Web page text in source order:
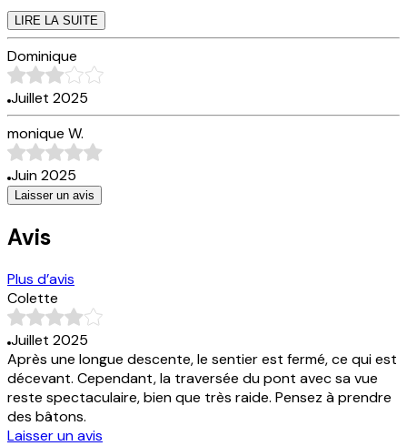
LIRE LA SUITE
Dominique
Juillet 2025
monique W.
Juin 2025
Laisser un avis
Avis
Plus d’avis
Colette
Juillet 2025
Après une longue descente, le sentier est fermé, ce qui est
décevant. Cependant, la traversée du pont avec sa vue
reste spectaculaire, bien que très raide. Pensez à prendre
des bâtons.
Laisser un avis